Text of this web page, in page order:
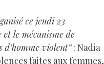
ce jeudi 23
et le mécanisme de
violent”: Nadia
faites aux femmes,